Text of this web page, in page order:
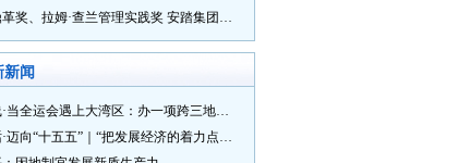
拿下鼎革奖、拉姆·查兰管理实践奖 安踏集团获企业管理权威奖项
新闻
经纬线·当全运会遇上大湾区：办一项跨三地的赛事有多硬核？
一习话·迈向“十五五”｜“把发展经济的着力点放在实体经济上”